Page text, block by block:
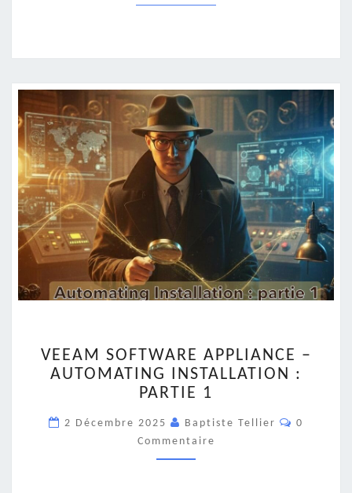
SOFTWARE
APPLIANCE
–
INSTALLATION
:
PARTIE
VEEAM SOFTWARE APPLIANCE –
AUTOMATING INSTALLATION :
PARTIE 1
2 Décembre 2025 Baptiste Tellier
0
Commentaire